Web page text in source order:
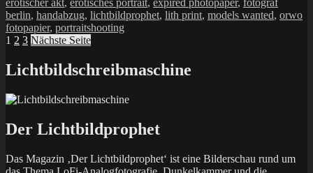
erotischer akt, erotisches portrait, expired photopaper, fotograf
berlin, handabzug, lichtbildprophet, lith print, models wanted, orwo
fotopapier, portraitshooting
Seitennummerierung
der
Beiträge
Seite
1 Seite
2 Seite
3 Nächste Seite
Lichtbildschreibmaschine
Der Lichtbildprophet
Das Magazin ‚Der Lichtbildprophet‘ ist eine Bilderschau rund um